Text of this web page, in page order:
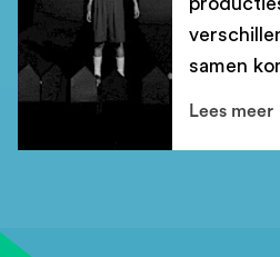
samen
Lees meer